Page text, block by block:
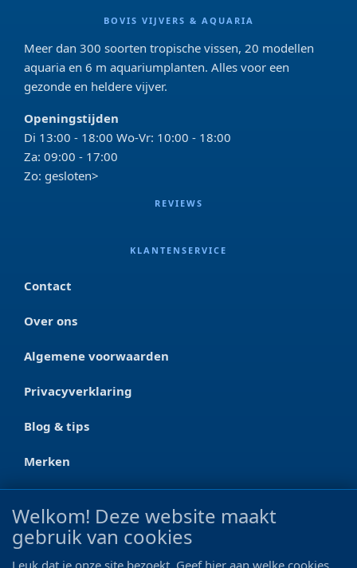
BOVIS VIJVERS & AQUARIA
Meer dan 300 soorten tropische vissen, 20 modellen
aquaria en 6 m aquariumplanten. Alles voor een
gezonde en heldere vijver.
Openingstijden
Di 13:00 - 18:00 Wo-Vr: 10:00 - 18:00
Za: 09:00 - 17:00
Zo: gesloten>
REVIEWS
KLANTENSERVICE
Contact
Over ons
Algemene voorwaarden
Privacyverklaring
Blog & tips
Merken
CONTACT
Ootmarsumseweg 125a
Welkom! Deze website maakt
gebruik van cookies
Leuk dat je onze site bezoekt. Geef hier aan welke cookies